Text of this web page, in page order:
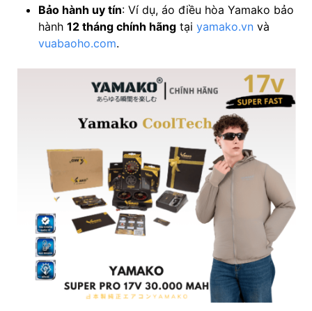
Bảo hành uy tín: Ví dụ, áo điều hòa Yamako bảo
hành 12 tháng chính hãng tại yamako.vn và
vuabaoho.com.